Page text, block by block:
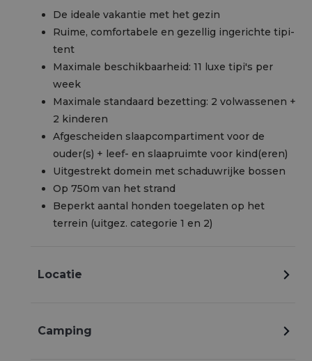
De ideale vakantie met het gezin
Ruime, comfortabele en gezellig ingerichte tipi-
tent
Maximale beschikbaarheid: 11 luxe tipi's per
week
Maximale standaard bezetting: 2 volwassenen +
2 kinderen
Afgescheiden slaapcompartiment voor de
ouder(s) + leef- en slaapruimte voor kind(eren)
Uitgestrekt domein met schaduwrijke bossen
Op 750m van het strand
Beperkt aantal honden toegelaten op het
terrein (uitgez. categorie 1 en 2)
Locatie
Camping